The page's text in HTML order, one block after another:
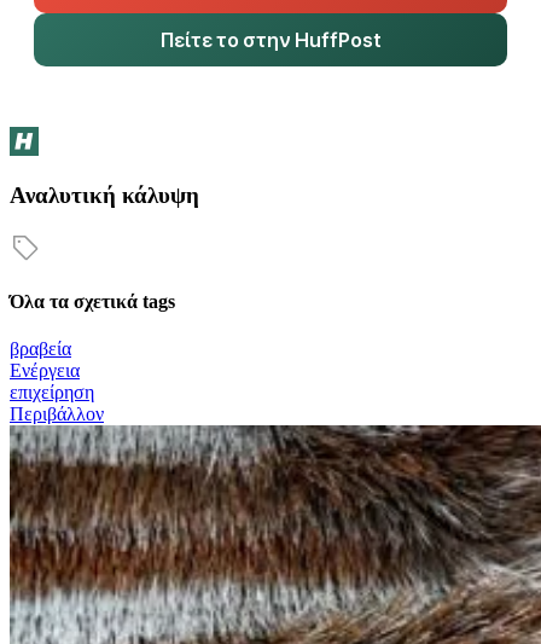
Πείτε το στην HuffPost
Αναλυτική κάλυψη
Όλα τα σχετικά tags
βραβεία
Ενέργεια
επιχείρηση
Περιβάλλον